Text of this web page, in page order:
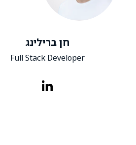
חן ברילינג
Full Stack Developer